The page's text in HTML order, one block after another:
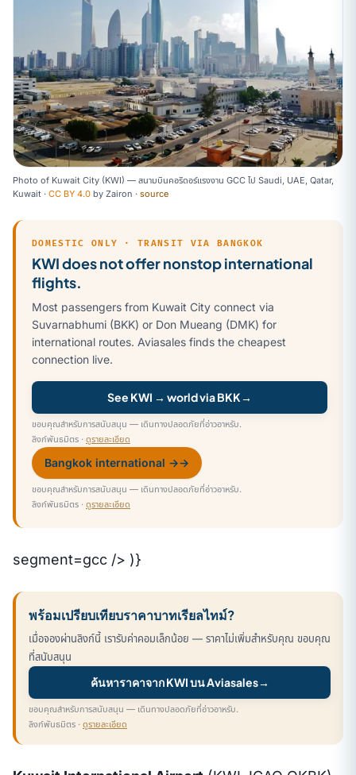
Photo of Kuwait City (KWI) — สนามบินคอริดอร์แรงงาน GCC ไป Saudi, UAE, Qatar,
Kuwait · CC BY 4.0 by Zairon · source
DOMESTIC ONLY · TRANSIT VIA BANGKOK
KWI does not offer nonstop international
flights.
Most passengers from Kuwait City connect via
Suvarnabhumi (BKK) or Don Mueang (DMK) for
international routes. Aviasales finds the cheapest
connection live.
See KWI → world via BKK→
ขอบคุณสำหรับการสนับสนุน — เดินทางปลอดภัยที่อ่าวอาหรับ.
ลิงก์พันธมิตร · ดูรายละเอียด
Bangkok international →→
ขอบคุณสำหรับการสนับสนุน — เดินทางปลอดภัยที่อ่าวอาหรับ.
ลิงก์พันธมิตร · ดูรายละเอียด
segment=gcc /> )}
พร้อมเปรียบเทียบราคาบาทเรียลไทม์?
เมื่อจองผ่านลิงก์นี้ เรารับค่าคอมเล็กน้อย — ราคาไม่เพิ่มสำหรับคุณ ขอบคุณ
ที่สนับสนุน
ค้นหาราคาจาก KWI บน Aviasales→
ขอบคุณสำหรับการสนับสนุน — เดินทางปลอดภัยที่อ่าวอาหรับ.
ลิงก์พันธมิตร · ดูรายละเอียด